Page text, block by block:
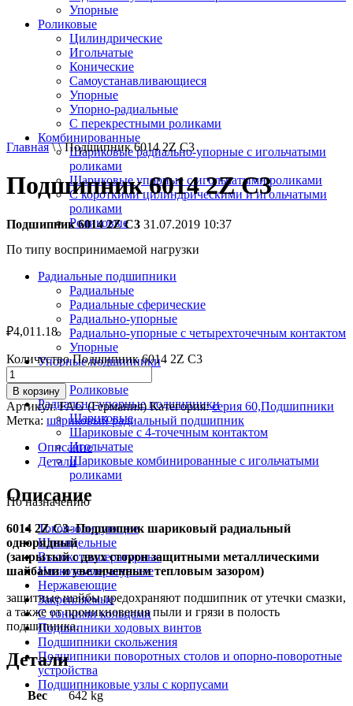
Упорные
Роликовые
Цилиндрические
Игольчатые
Конические
Самоустанавливающиеся
Упорные
Упорно-радиальные
C перекрестными роликами
Комбинированные
Шариковые радиально-упорные с игольчатыми
роликами
Шариковые упорные с игольчатыми роликами
С короткими цилиндрическими и игольчатыми
роликами
Роликовые
По типу воспринимаемой нагрузки
Радиальные подшипники
Радиальные
Радиальные сферические
Радиально-упорные
Радиально-упорные с четырехточечным контактом
Упорные
Упорные подшипники
Роликовые
Радиально-упорные подшипники
Шариковые
Шариковые с 4-точечным контактом
Игольчатые
Шариковые комбинированные с игольчатыми
роликами
По назначению
Токоизолирующие
Шпиндельные
Высокотемпературные
Низкотемпературные
Нержавеющие
Закрепляемые
С тонкими кольцами
Подшипники ходовых винтов
Подшипники скольжения
Подшипники поворотных столов и опорно-поворотные
устройства
Подшипниковые узлы с корпусами
Главная\ \ Подшипник 6014 2Z C3
Подшипник 6014 2Z C3
Подшипник 6014 2Z C3 31.07.2019 10:37
₽4,011.18
Количество Подшипник 6014 2Z C3
В корзину
Артикул:FAG (Германия) Категория:серия 60,Подшипники
Метка: шариковый радиальный подшипник
Описание
Детали
Описание
6014 2Z C3- Подшипник шариковый радиальный
однорядный
(закрытый с двух сторон защитными металлическими
шайбами и увеличенным тепловым зазором)
защитные шайбы предохраняют подшипник от утечки смазки,
а также от проникновения пыли и грязи в полость
подшипника.
Детали
Вес
642 kg